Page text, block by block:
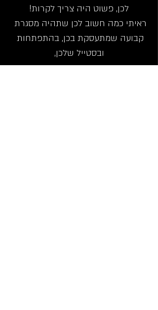
לכן, פשוט היה צריך לקרות!
ראיתי כמה חשוב לכן שתהיה מסגרת
קבועה שמתעסקת בכן, בהתפתחות
ובסטייל שלכן,